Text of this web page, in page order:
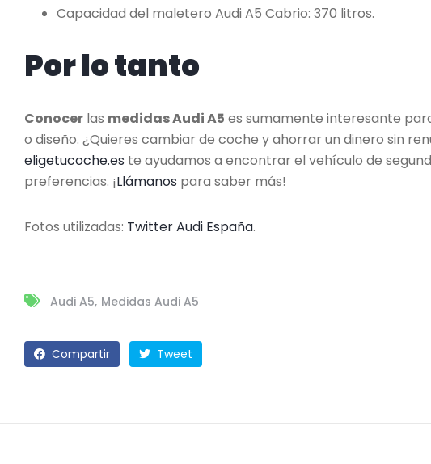
Capacidad del maletero Audi A5 Cabrio: 370 litros.
Por lo tanto
Conocer las medidas Audi A5 es sumamente interesante
o diseño. ¿Quieres cambiar de coche y ahorrar un dinero sin
eligetucoche.es te ayudamos a encontrar el vehículo de
preferencias. ¡Llámanos para saber más!
Fotos utilizadas: Twitter Audi España.
Audi A5 Medidas Audi A5
Compartir Tweet